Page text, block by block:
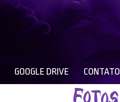
GOOGLE DRIVE CONTATO